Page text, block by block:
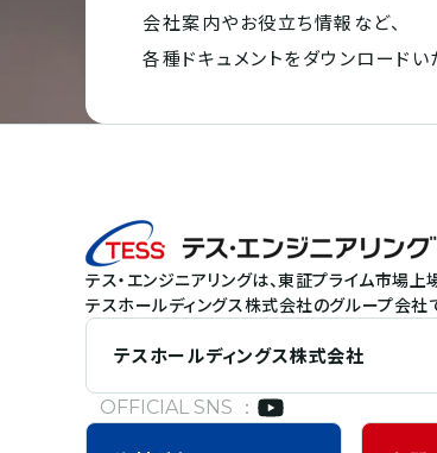
会社案内やお役立ち情報など、
各種ドキュメントをダウンロードい
テス・エンジニアリングは、東証プライム市場上
テスホールディングス株式会社のグループ会社
テスホールディングス株式会社
OFFICIAL SNS ：